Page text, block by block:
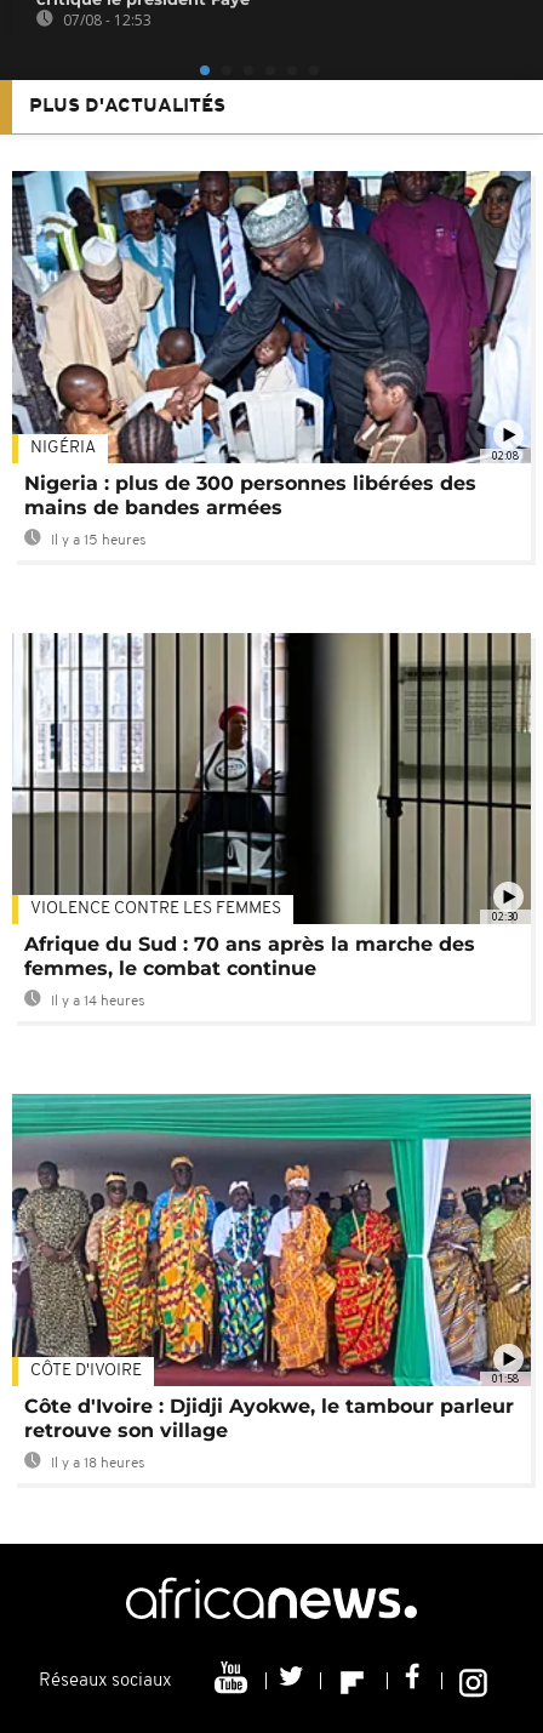
07/08 - 12:53
PLUS D'ACTUALITÉS
02:08
NIGÉRIA
Nigeria : plus de 300 personnes libérées des
mains de bandes armées
Il y a 15 heures
02:30
VIOLENCE CONTRE LES FEMMES
Afrique du Sud : 70 ans après la marche des
femmes, le combat continue
Il y a 14 heures
01:58
CÔTE D'IVOIRE
Côte d'Ivoire : Djidji Ayokwe, le tambour parleur
retrouve son village
Il y a 18 heures
Réseaux sociaux